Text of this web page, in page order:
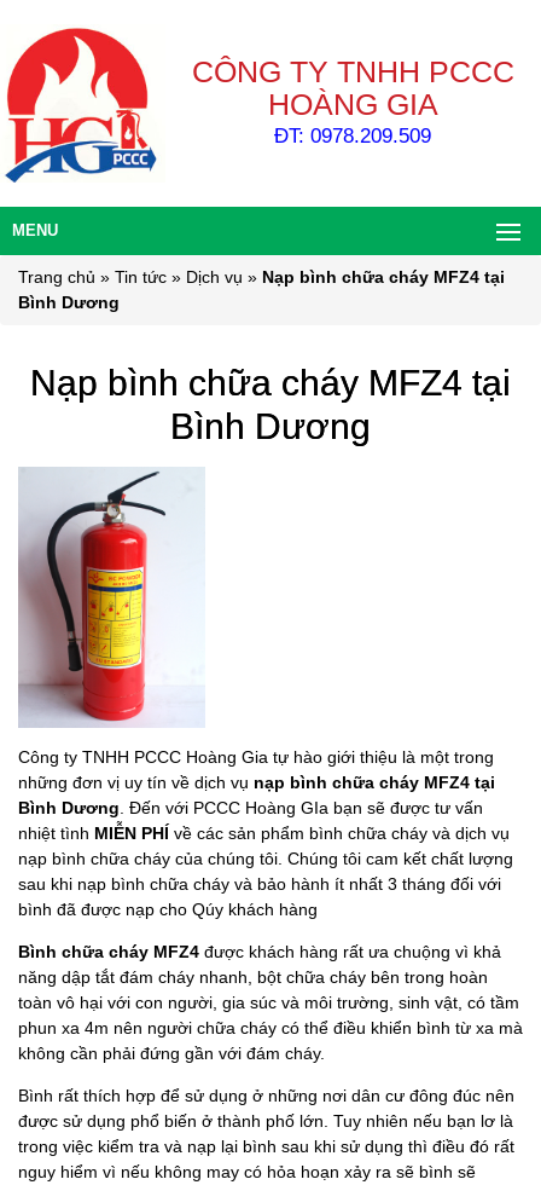
CÔNG TY TNHH PCCC
HOÀNG GIA
ĐT: 0978.209.509
MENU
Trang chủ » Tin tức » Dịch vụ » Nạp bình chữa cháy MFZ4 tại
Bình Dương
Nạp bình chữa cháy MFZ4 tại
Bình Dương
Công ty TNHH PCCC Hoàng Gia tự hào giới thiệu là một trong
những đơn vị uy tín về dịch vụ nạp bình chữa cháy MFZ4 tại
Bình Dương . Đến với PCCC Hoàng GIa bạn sẽ được tư vấn
nhiệt tình MIỄN PHÍ về các sản phẩm bình chữa cháy và dịch vụ
nạp bình chữa cháy của chúng tôi. Chúng tôi cam kết chất lượng
sau khi nạp bình chữa cháy và bảo hành ít nhất 3 tháng đối với
bình đã được nạp cho Qúy khách hàng
Bình chữa cháy MFZ4 được khách hàng rất ưa chuộng vì khả
năng dập tắt đám cháy nhanh, bột chữa cháy bên trong hoàn
toàn vô hại với con người, gia súc và môi trường, sinh vật, có tầm
phun xa 4m nên người chữa cháy có thể điều khiển bình từ xa mà
không cần phải đứng gần với đám cháy.
Bình rất thích hợp để sử dụng ở những nơi dân cư đông đúc nên
được sử dụng phổ biến ở thành phố lớn. Tuy nhiên nếu bạn lơ là
trong việc kiểm tra và nạp lại bình sau khi sử dụng thì điều đó rất
nguy hiểm vì nếu không may có hỏa hoạn xảy ra sẽ bình sẽ